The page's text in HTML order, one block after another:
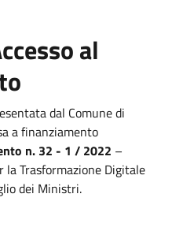
al
dal Comune di
a finanziamento
n. 32 - 1 / 2022 –
la Trasformazione Digitale
dei Ministri.